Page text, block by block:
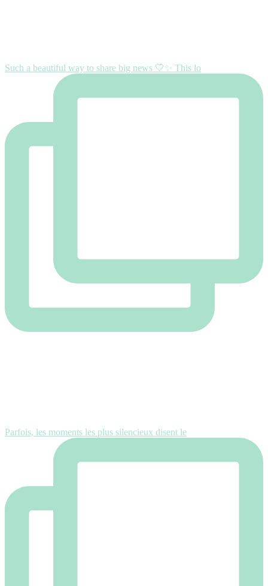
Such a beautiful way to share big news 🤍✨ This lo
Parfois, les moments les plus silencieux disent le